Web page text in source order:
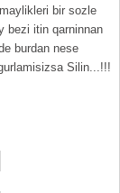
bir sozle
bezi itin qarninnan
burdan nese
Silin...!!!